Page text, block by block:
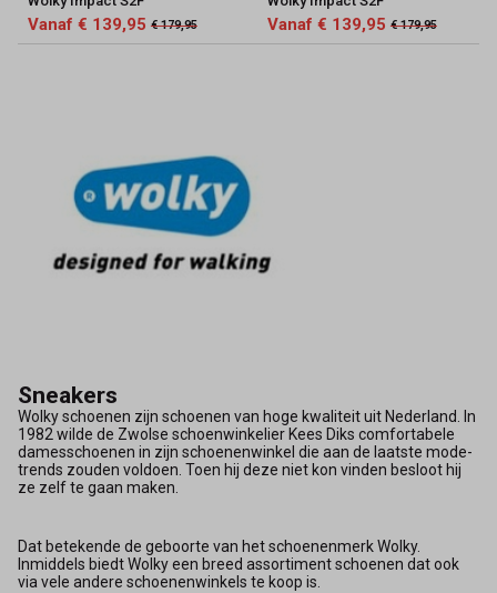
Vanaf € 139,95 € 179,95 Vanaf € 139,95 € 179,95
Sneakers
Wolky schoenen zijn schoenen van hoge kwaliteit uit Nederland. In
1982 wilde de Zwolse schoenwinkelier Kees Diks comfortabele
damesschoenen in zijn schoenenwinkel die aan de laatste mode-
trends zouden voldoen. Toen hij deze niet kon vinden besloot hij
ze zelf te gaan maken.
Dat betekende de geboorte van het schoenenmerk Wolky.
Inmiddels biedt Wolky een breed assortiment schoenen dat ook
via vele andere schoenenwinkels te koop is.